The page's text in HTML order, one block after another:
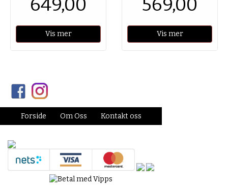
649,00
Vis mer
569,00
Vis mer
Forside Om Oss Kontakt oss